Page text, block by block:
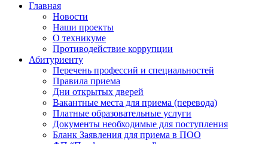
Главная
Новости
Наши проекты
О техникуме
Противодействие коррупции
Абитуриенту
Перечень профессий и специальностей
Правила приема
Дни открытых дверей
Вакантные места для приема (перевода)
Платные образовательные услуги
Документы необходимые для поступления
Бланк Заявления для приема в ПОО